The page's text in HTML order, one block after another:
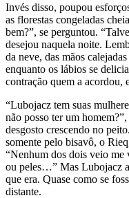
Invés disso, poupou
as florestas congeladas
bem?”, se perguntou.
desejou naquela noite.
da neve, das mãos
enquanto os lábios se
contração quem a acordou,
“Lubojacz tem suas
não posso ter um
desgosto crescendo no
somente pelo bisavô, o
“Nenhum dos dois veio me
ou peles…” Mas Lubojacz
que era. Quase como se
distante.